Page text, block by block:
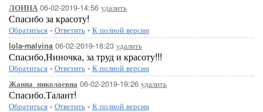
ЛОИНА 06-02-2019-14:56 удалить
Спасибо за красоту!
Обратиться - Ответить - К полной версии
lola-malvina 06-02-2019-18:23 удалить
Спасибо,Ниночка, за труд и красоту!!!
Обратиться - Ответить - К полной версии
Жанна_николаевна 06-02-2019-19:26 удалить
Спасибо.Талант!
Обратиться - Ответить - К полной версии